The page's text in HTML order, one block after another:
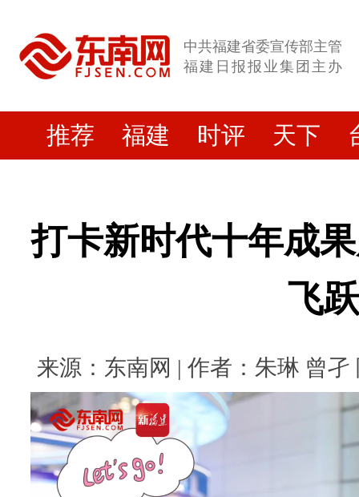
中共福建省委宣传部主管
福建日报报业集团主办
推荐 福建 时评 天下
打卡新时代十年成
飞跃
来源：东南网 | 作者：朱琳 曾孑